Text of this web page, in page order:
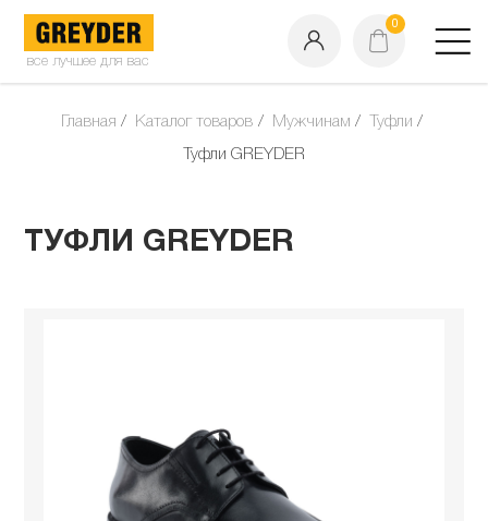
все лучшее для вас
0
Главная Каталог товаров Мужчинам Туфли
Туфли GREYDER
ТУФЛИ GREYDER